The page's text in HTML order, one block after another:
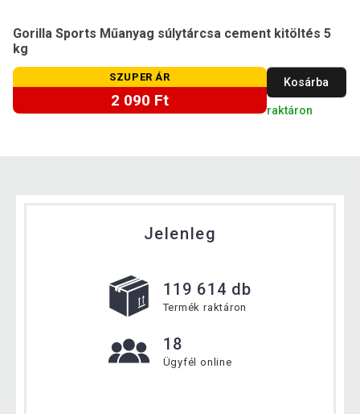
Gorilla Sports Műanyag súlytárcsa cement kitöltés 5
kg
SZUPER ÁR
2 090 Ft
Kosárba
raktáron
Jelenleg
119 614 db
Termék raktáron
18
Ügyfél online